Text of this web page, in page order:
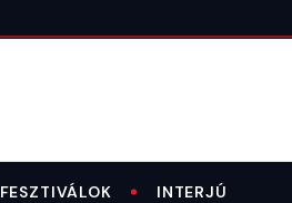
FESZTIVÁLOK INTERJÚ